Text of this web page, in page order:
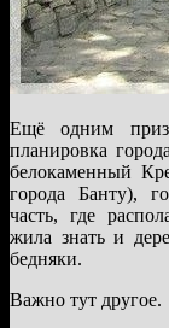
Ещё одним
планировка
белокаменный
города Банту),
часть, где
жила знать и
бедняки.
Важно тут другое.